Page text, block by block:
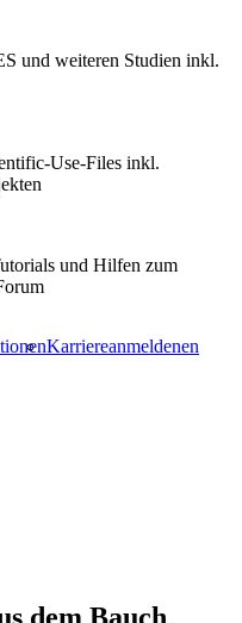
und weiteren Studien inkl.
Use-Files inkl.
und Hilfen zum
Karriereanmeldenen